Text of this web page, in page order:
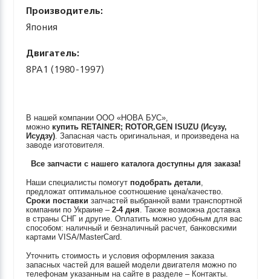
Производитель:
Япония
Двигатель:
8PA1 (1980-1997)
В нашей компании ООО «НОВА БУС»,
можно купить RETAINER; ROTOR,GEN
ISUZU (Исузу,
Исудзу). Запасная часть оригинальная, и произведена на
заводе изготовителя.
Все запчасти с нашего каталога доступны для заказа!
Наши специалисты помогут подобрать детали,
предложат оптимальное соотношение цена/качество.
Сроки поставки запчастей выбранной вами транспортной
компании по Украине –2-4 дня. Также возможна доставка
в страны СНГ и другие. Оплатить можно удобным для вас
способом: наличный и безналичный расчет, банковскими
картами VISA/MasterCard.
Уточнить стоимость и условия оформления заказа
запасных частей для вашей модели двигателя можно по
телефонам указанным на сайте в разделе – Контакты.